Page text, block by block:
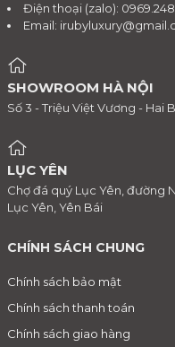
Điện thoại (zalo):
Email:
SHOWROOM HÀ NỘI
Số 3 - Triệu Việt Vương - Hai
LỤC YÊN
Chợ đá quý Lục Yên, đường
Lục Yên, Yên Bái
CHÍNH SÁCH CHUNG
Chính sách bảo mật
Chính sách thanh toán
Chính sách giao hàng